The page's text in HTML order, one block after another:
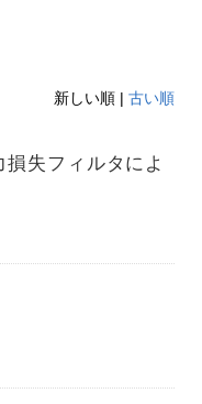
新しい順 | 古い順
失フィルタによ